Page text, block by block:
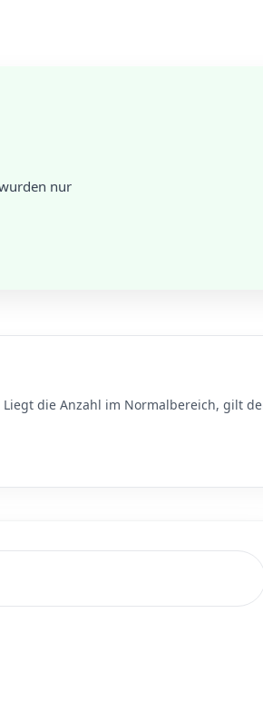
nur
die Anzahl im Normalbereich, gilt